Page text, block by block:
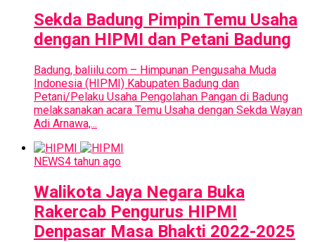
Sekda Badung Pimpin Temu Usaha
dengan HIPMI dan Petani Badung
Badung, baliilu.com – Himpunan Pengusaha Muda
Indonesia (HIPMI) Kabupaten Badung dan
Petani/Pelaku Usaha Pengolahan Pangan di Badung
melaksanakan acara Temu Usaha dengan Sekda Wayan
Adi Arnawa,...
NEWS4 tahun ago
Walikota Jaya Negara Buka
Rakercab Pengurus HIPMI
Denpasar Masa Bhakti 2022-2025